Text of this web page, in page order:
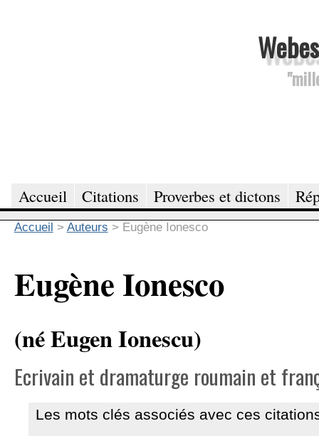
Accueil Citations Proverbes et dictons
Accueil > Auteurs > Eugène Ionesco
Eugène Ionesco
(né Eugen Ionescu)
Ecrivain et dramaturge roumain et
Les mots clés associés avec ces